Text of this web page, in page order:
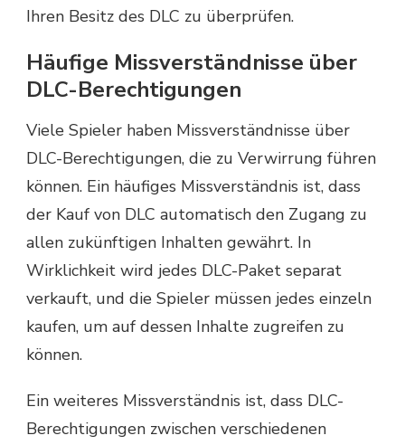
Ihren Besitz des DLC zu überprüfen.
Häufige Missverständnisse über
DLC-Berechtigungen
Viele Spieler haben Missverständnisse über
DLC-Berechtigungen, die zu Verwirrung führen
können. Ein häufiges Missverständnis ist, dass
der Kauf von DLC automatisch den Zugang zu
allen zukünftigen Inhalten gewährt. In
Wirklichkeit wird jedes DLC-Paket separat
verkauft, und die Spieler müssen jedes einzeln
kaufen, um auf dessen Inhalte zugreifen zu
können.
Ein weiteres Missverständnis ist, dass DLC-
Berechtigungen zwischen verschiedenen